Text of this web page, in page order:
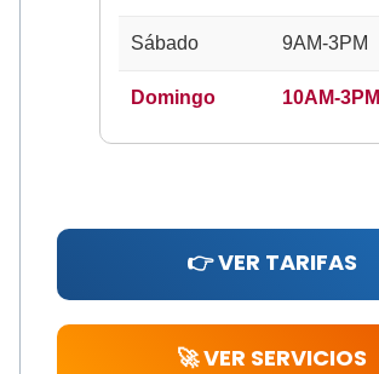
Sábado 9AM-3PM
Domingo 10AM-3PM
👉 VER TARIFAS
🚀 VER SERVICIOS